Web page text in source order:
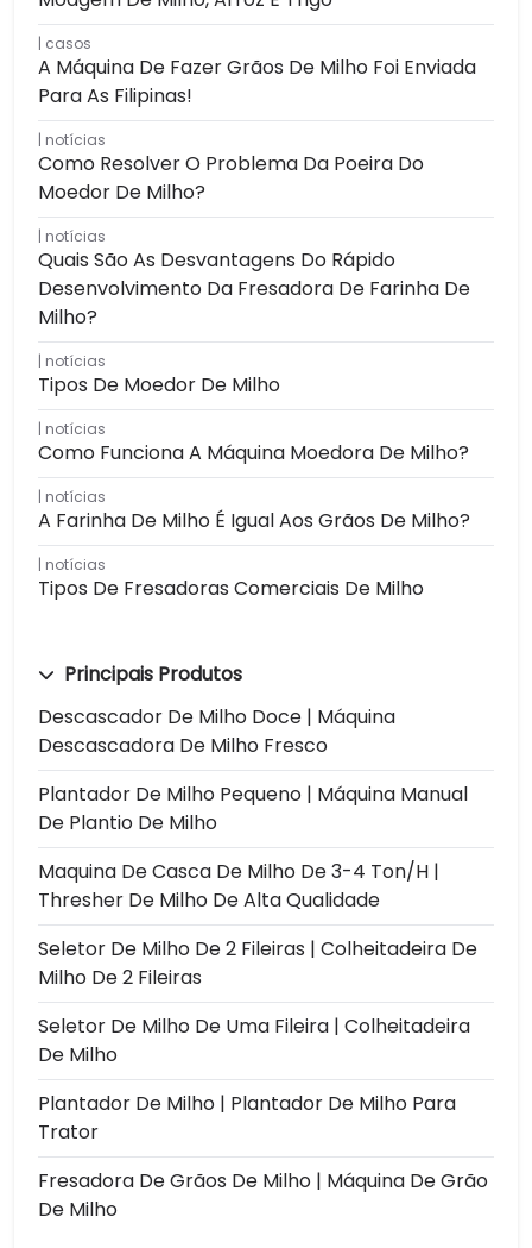
casos
A Máquina De Fazer Grãos De Milho Foi Enviada
Para As Filipinas!
notícias
Como Resolver O Problema Da Poeira Do
Moedor De Milho?
notícias
Quais São As Desvantagens Do Rápido
Desenvolvimento Da Fresadora De Farinha De
Milho?
notícias
Tipos De Moedor De Milho
notícias
Como Funciona A Máquina Moedora De Milho?
notícias
A Farinha De Milho É Igual Aos Grãos De Milho?
notícias
Tipos De Fresadoras Comerciais De Milho
Principais Produtos
Descascador De Milho Doce | Máquina
Descascadora De Milho Fresco
Plantador De Milho Pequeno | Máquina Manual
De Plantio De Milho
Maquina De Casca De Milho De 3-4 Ton/h |
Thresher De Milho De Alta Qualidade
Seletor De Milho De 2 Fileiras | Colheitadeira De
Milho De 2 Fileiras
Seletor De Milho De Uma Fileira | Colheitadeira
De Milho
Plantador De Milho | Plantador De Milho Para
Trator
Fresadora De Grãos De Milho | Máquina De Grão
De Milho